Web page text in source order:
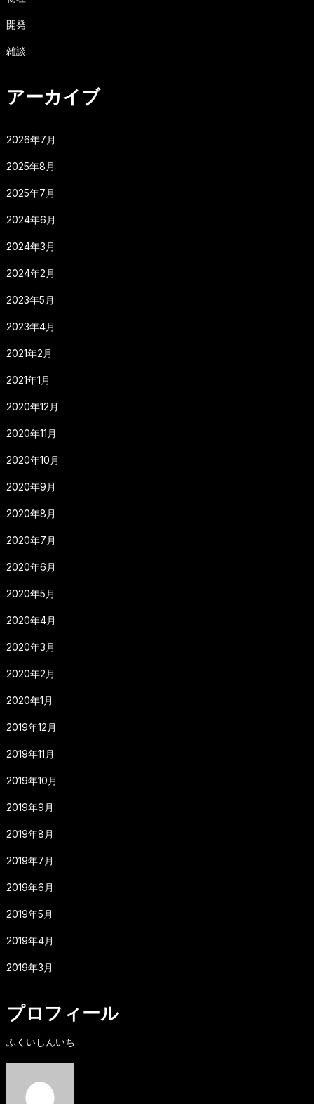
開発
雑談
アーカイブ
2026年7月
2025年8月
2025年7月
2024年6月
2024年3月
2024年2月
2023年5月
2023年4月
2021年2月
2021年1月
2020年12月
2020年11月
2020年10月
2020年9月
2020年8月
2020年7月
2020年6月
2020年5月
2020年4月
2020年3月
2020年2月
2020年1月
2019年12月
2019年11月
2019年10月
2019年9月
2019年8月
2019年7月
2019年6月
2019年5月
2019年4月
2019年3月
プロフィール
ふくいしんいち